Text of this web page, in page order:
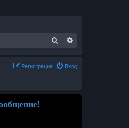
Поиск
Вход
Регистрация